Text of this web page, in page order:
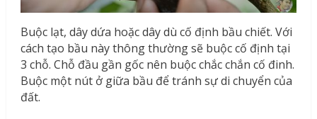
Buộc lạt, dây dứa hoặc dây dù cố định bầu chiết. Với
cách tạo bầu này thông thường sẽ buộc cố định tại
3 chỗ. Chỗ đầu gần gốc nên buộc chắc chắn cố đinh.
Buộc một nút ở giữa bầu để tránh sự di chuyển của
đất.